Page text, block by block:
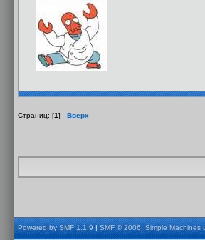
Страниц: [1] Вверх
Powered by SMF 1.1.9|SMF © 2006, Simple Machines